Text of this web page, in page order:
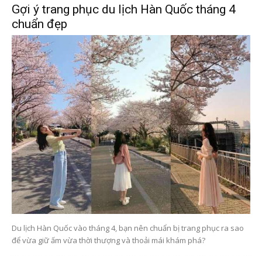
Gợi ý trang phục du lịch Hàn Quốc tháng 4
chuẩn đẹp
Du lịch Hàn Quốc vào tháng 4, bạn nên chuẩn bị trang phục ra sao
để vừa giữ ấm vừa thời thượng và thoải mái khám phá?